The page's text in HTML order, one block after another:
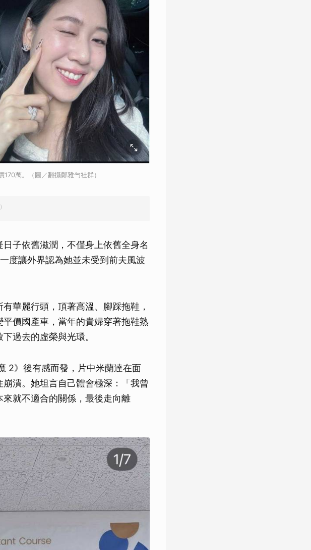
萬。（圖／翻攝鄭雅勻社群）
子依舊滋潤，不僅身上依舊全身名
度讓外界認為她並未受到前夫風波
華麗行頭，頂著高溫、腳踩拖鞋，
價國產車，當年的貴婦穿著拖鞋熟
過去的虛榮與光環。
2》後有感而發，片中米蘭達在面
潰。她坦言自己體會極深：「我曾
就不適合的關係，最後走向離